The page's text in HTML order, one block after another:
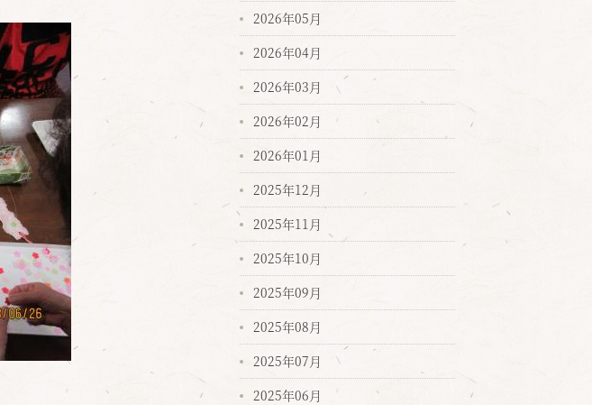
2026年05月
2026年04月
2026年03月
2026年02月
2026年01月
2025年12月
2025年11月
2025年10月
2025年09月
2025年08月
2025年07月
2025年06月